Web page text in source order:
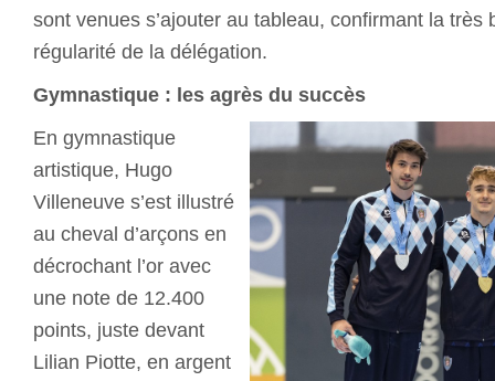
sont venues s’ajouter au tableau, confirmant la très
régularité de la délégation.
Gymnastique : les agrès du succès
En gymnastique
artistique, Hugo
Villeneuve s’est illustré
au cheval d’arçons en
décrochant l’or avec
une note de 12.400
points, juste devant
Lilian Piotte, en argent